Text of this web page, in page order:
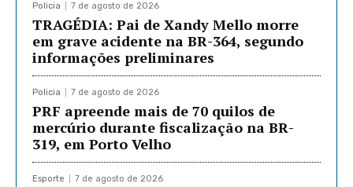
Policia 7 de agosto de 2026
TRAGÉDIA: Pai de Xandy Mello morre
em grave acidente na BR-364, segundo
informações preliminares
Policia 7 de agosto de 2026
PRF apreende mais de 70 quilos de
mercúrio durante fiscalização na BR-
319, em Porto Velho
Esporte 7 de agosto de 2026